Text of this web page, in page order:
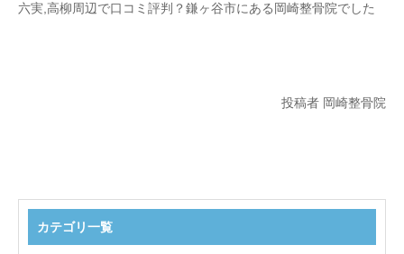
六実,高柳周辺で口コミ評判？鎌ヶ谷市にある岡崎整骨院でした
投稿者 岡崎整骨院
カテゴリ一覧